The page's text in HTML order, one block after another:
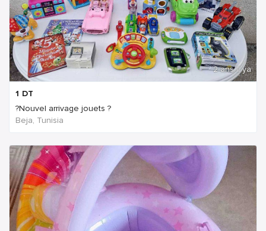
2 ans Il ya
1 DT
?Nouvel arrivage jouets ?
Beja, Tunisia